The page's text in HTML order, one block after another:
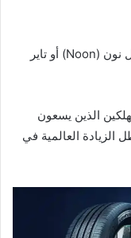
عروض خاصة مقدمة من المتاجر الرقمية مثل نون (Noon) أو تاير
الذين يسعون
العالمية في